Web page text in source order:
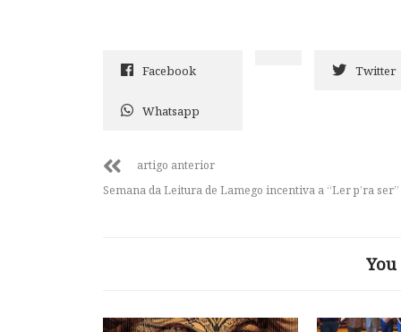
Facebook Twitter
Whatsapp
artigo anterior
Semana da Leitura de Lamego incentiva a “Ler p’ra ser”